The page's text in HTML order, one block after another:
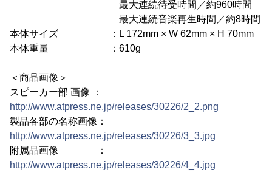
最大連続待受時間／約960時間
最大連続音楽再生時間／約8時間
本体サイズ ：L 172mm × W 62mm × H 70mm
本体重量 ：610g
＜商品画像＞
スピーカー部 画像 ：
http://www.atpress.ne.jp/releases/30226/2_2.png
製品各部の名称画像：
http://www.atpress.ne.jp/releases/30226/3_3.jpg
附属品画像 ：
http://www.atpress.ne.jp/releases/30226/4_4.jpg